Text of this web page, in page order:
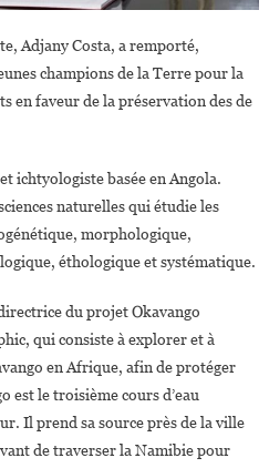
Adjany Costa, a remporté,
champions de la Terre pour la
en faveur de la préservation des de
ichtyologiste basée en Angola.
naturelles qui étudie les
morphologique,
éthologique et systématique.
du projet Okavango
qui consiste à explorer et à
en Afrique, afin de protéger
est le troisième cours d’eau
Il prend sa source près de la ville
de traverser la Namibie pour